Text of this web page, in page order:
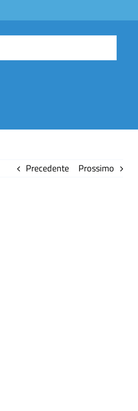
Precedente Prossimo